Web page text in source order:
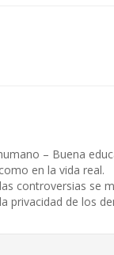
– Buena
en la vida real.
controversias se
privacidad de los